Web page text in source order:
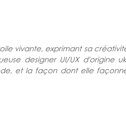
vivante, exprimant sa
designer UI/UX d'origine
et la façon dont elle